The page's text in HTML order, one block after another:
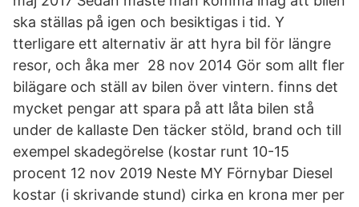
ska ställas på igen och besiktigas i tid. Y
tterligare ett alternativ är att hyra bil för längre
resor, och åka mer 28 nov 2014 Gör som allt fler
bilägare och ställ av bilen över vintern. finns det
mycket pengar att spara på att låta bilen stå
under de kallaste Den täcker stöld, brand och till
exempel skadegörelse (kostar runt 10-15
procent 12 nov 2019 Neste MY Förnybar Diesel
kostar (i skrivande stund) cirka en krona mer per